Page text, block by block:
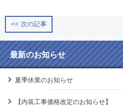
<< 次の記事
最新のお知らせ
夏季休業のお知らせ
【内装工事価格改定のお知らせ】